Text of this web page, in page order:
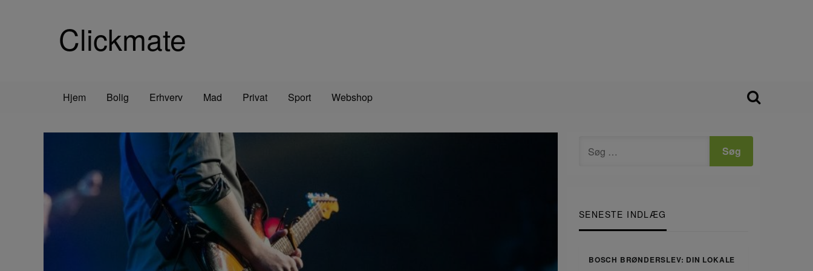
Clickmate
Hjem Bolig Erhverv Mad Privat Sport Webshop
SENESTE INDLÆG
BOSCH BRØNDERSLEV: DIN LOKALE